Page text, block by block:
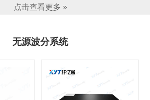
点击查看更多 »
无源波分系统